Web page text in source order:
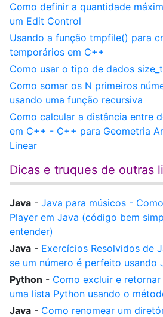
Como definir a quantidade
um Edit Control
Usando a função tmpfile() para
temporários em C++
Como usar o tipo de dados
Como somar os N primeiros
usando uma função recursiva
Como calcular a distância entre
em C++ - C++ para Geometria
Linear
Dicas e truques de outras
Java - Java para músicos -
Player em Java (código bem
entender)
Java - Exercícios Resolvidos de
se um número é perfeito usando
Python - Como excluir e
uma lista Python usando o
Java - Como renomear um